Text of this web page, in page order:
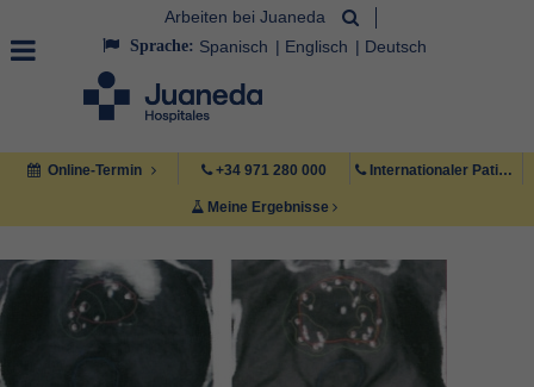
Arbeiten bei Juaneda
Sprache: Spanisch Englisch Deutsch
Online-Termin +34 971 280 000 Internationaler Patient +34 971 222 222
Meine Ergebnisse